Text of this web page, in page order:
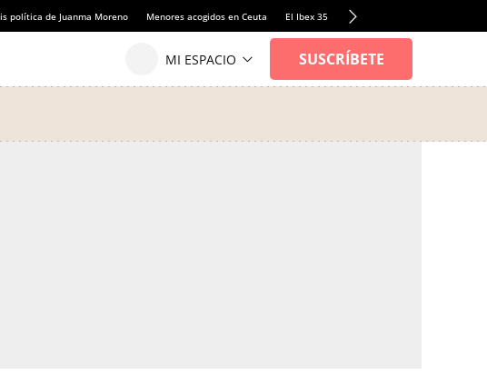
política de Juanma Moreno Menores acogidos en Ceuta El Ibex 35 Llamadas de alerta Sánchez